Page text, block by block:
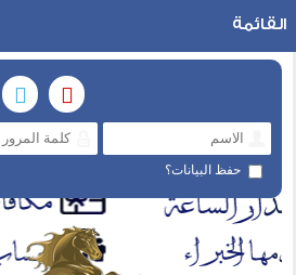
حفظ البيانات؟
القائمة